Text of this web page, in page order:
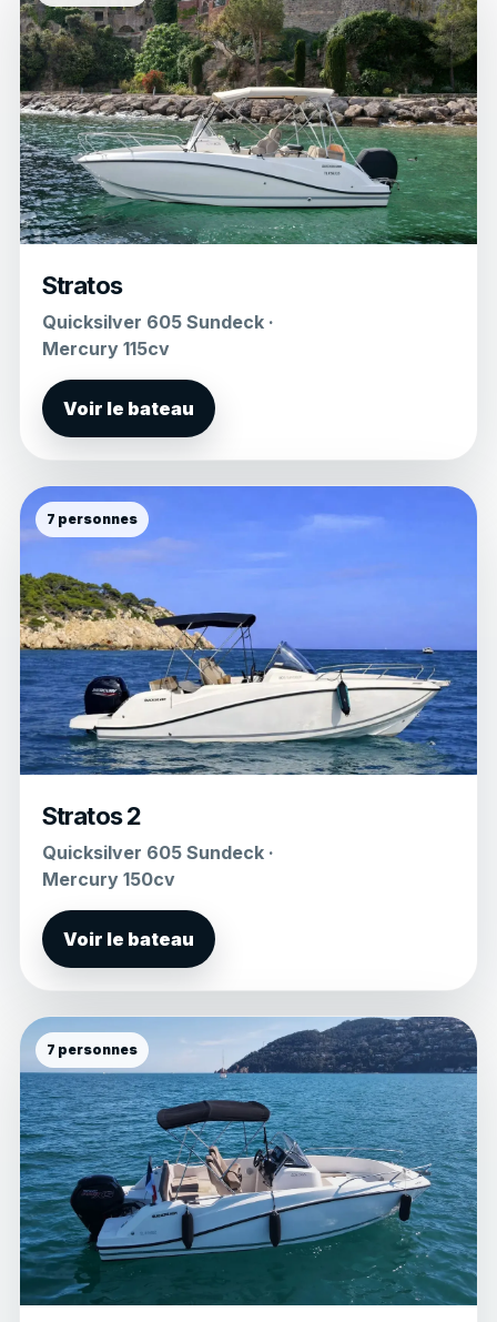
Stratos
Quicksilver 605 Sundeck ·
Mercury 115cv
Voir le bateau
7 personnes
Stratos 2
Quicksilver 605 Sundeck ·
Mercury 150cv
Voir le bateau
7 personnes